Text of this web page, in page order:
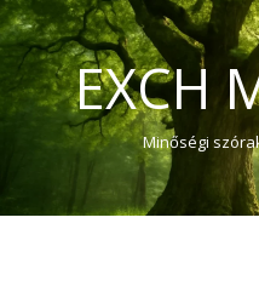
EXCH
Minőségi